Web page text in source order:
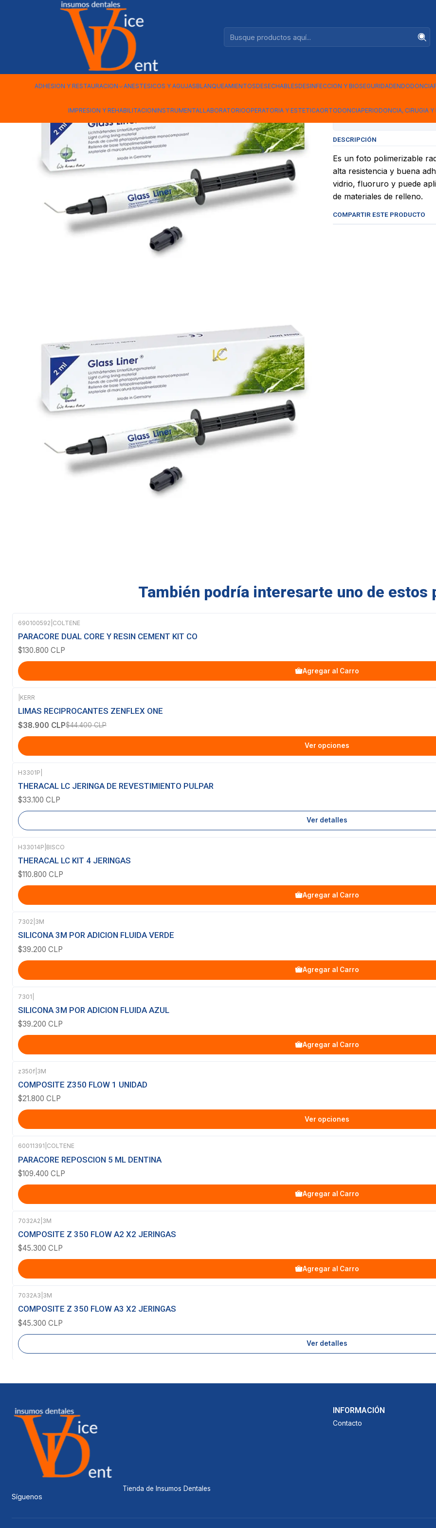
ADHESION Y RESTAURACION ANESTESICOS Y AGUJASBLANQUEAMIENTOSDESECHABLESDESINFECCION Y BIOSEGURIDADENDODONCIA
IMPRESION Y REHABILITACIONINSTRUMENTALLABORATORIOOPERATORIA Y ESTETICAORTODONCIAPERIODONCIA, CIRUGIA Y
OPERATORIA Y ESTETICA GLASS LINER INOMERO BASE FOTOCURADO 2 ML
DESCRIPCIÓN
Es un foto polimerizable
alta resistencia y buena
vidrio, fluoruro y puede
de materiales de relleno.
COMPARTIR ESTE PRODUCTO
También podría interesarte uno de estos
690100592 COLTENE
PARACORE DUAL CORE Y RESIN CEMENT KIT CO
$130.800 CLP
Agregar al Carro
-12%OFF
KERR
LIMAS RECIPROCANTES ZENFLEX ONE
$38.900 CLP$44.400 CLP
Ver opciones
Agotado
H3301P
THERACAL LC JERINGA DE REVESTIMIENTO PULPAR
$33.100 CLP
Ver detalles
H33014P BISCO
THERACAL LC KIT 4 JERINGAS
$110.800 CLP
Agregar al Carro
7302 3M
SILICONA 3M POR ADICION FLUIDA VERDE
$39.200 CLP
Agregar al Carro
7301
SILICONA 3M POR ADICION FLUIDA AZUL
$39.200 CLP
Agregar al Carro
z350f 3M
COMPOSITE Z350 FLOW 1 UNIDAD
$21.800 CLP
Ver opciones
60011391 COLTENE
PARACORE REPOSCION 5 ML DENTINA
$109.400 CLP
Agregar al Carro
7032A2 3M
COMPOSITE Z 350 FLOW A2 X2 JERINGAS
$45.300 CLP
Agregar al Carro
Agotado
7032A3 3M
COMPOSITE Z 350 FLOW A3 X2 JERINGAS
$45.300 CLP
Ver detalles
Tienda de Insumos Dentales
Síguenos
INFORMACIÓN
Contacto